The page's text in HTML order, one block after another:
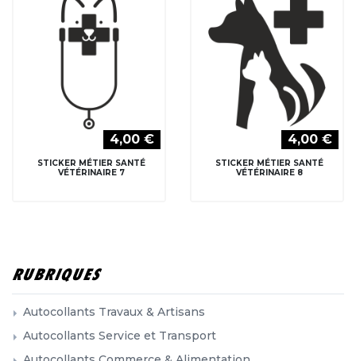
4,00 €
STICKER MÉTIER SANTÉ
VÉTÉRINAIRE 7
4,00 €
STICKER MÉTIER SANTÉ
VÉTÉRINAIRE 8
RUBRIQUES
Autocollants Travaux & Artisans
Autocollants Service et Transport